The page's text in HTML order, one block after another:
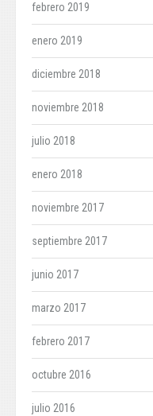
febrero 2019
enero 2019
diciembre 2018
noviembre 2018
julio 2018
enero 2018
noviembre 2017
septiembre 2017
junio 2017
marzo 2017
febrero 2017
octubre 2016
julio 2016